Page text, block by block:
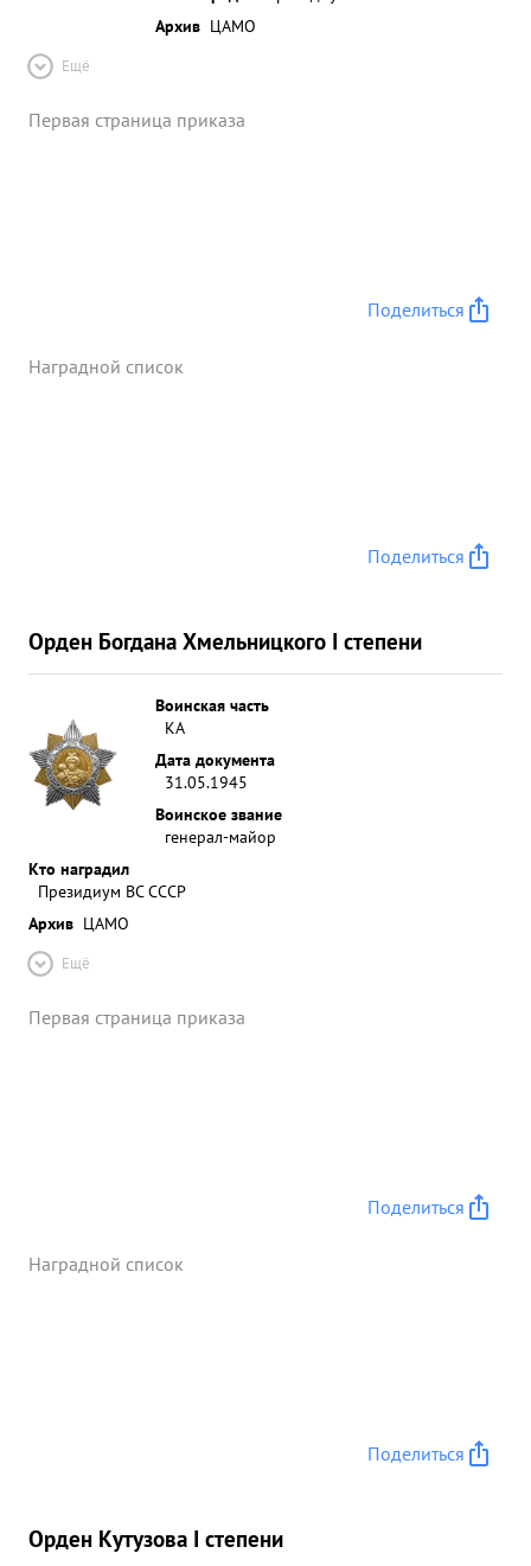
Архив ЦАМО
Ещё
Первая страница приказа
Поделиться
Наградной список
Поделиться
Орден Богдана Хмельницкого I степени
Воинская часть
КА
Дата документа
31.05.1945
Воинское звание
генерал-майор
Кто наградил
Президиум ВС СССР
Архив ЦАМО
Ещё
Первая страница приказа
Поделиться
Наградной список
Поделиться
Орден Кутузова I степени